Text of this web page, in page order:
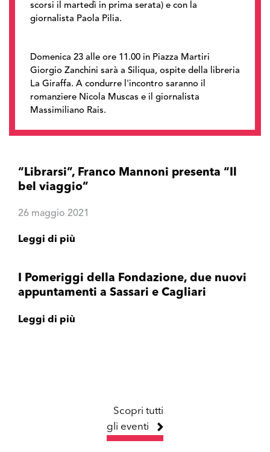
scorsi il martedì in prima serata) e con la
giornalista Paola Pilia.
Domenica 23 alle ore 11.00 in Piazza Martiri
Giorgio Zanchini sarà a Siliqua, ospite della libreria
La Giraffa. A condurre l'incontro saranno il
romanziere Nicola Muscas e il giornalista
Massimiliano Rais.
“Librarsi”, Franco Mannoni presenta “Il
bel viaggio”
26 maggio 2021
Leggi di più
I Pomeriggi della Fondazione, due nuovi
appuntamenti a Sassari e Cagliari
Leggi di più
Scopri tutti
gli eventi